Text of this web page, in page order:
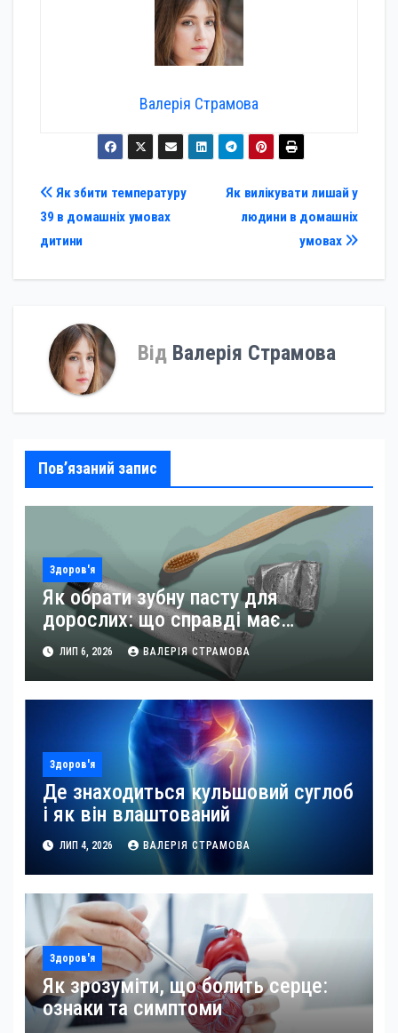
Валерія Страмова
Навігація
записів
Як вилікувати лишай у
людини в домашніх
умовах
Як збити температуру
39 в домашніх умовах
дитини
Від Валерія Страмова
Пов’язаний запис
Здоров'я
Як обрати зубну пасту для
дорослих: що справді має
значення
ЛИП 6, 2026 ВАЛЕРІЯ СТРАМОВА
Здоров'я
Де знаходиться кульшовий суглоб
і як він влаштований
ЛИП 4, 2026 ВАЛЕРІЯ СТРАМОВА
Здоров'я
Як зрозуміти, що болить серце:
ознаки та симптоми